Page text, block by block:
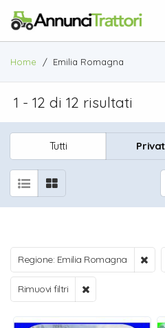
Home / Emilia Romagna
1 - 12 di 12 risultati
Tutti
Regione: Emilia Romagna
Rimuovi filtri